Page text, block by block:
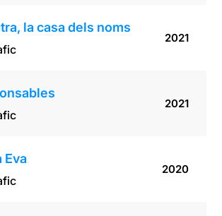
la casa dels noms
2021
2021
Eva
2020